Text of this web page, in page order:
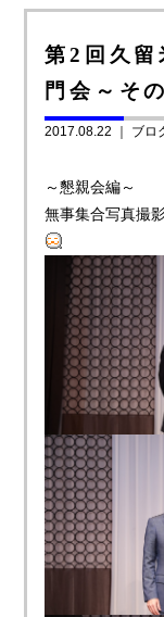
第2回久留
門会～そ
2017.08.22 ｜ ブロ
～懇親会編～
無事集合写真撮